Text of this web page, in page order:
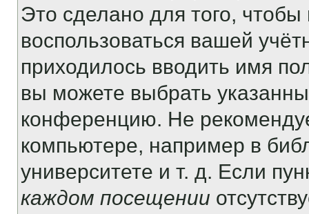
Это сделано для того, чтобы
воспользоваться вашей
приходилось вводить имя
вы можете выбрать
конференцию. Не
компьютере, например в
университете и т. д. Если
каждом посещении